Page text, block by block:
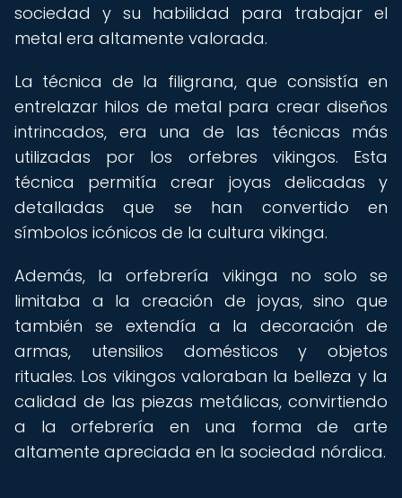
sociedad y su habilidad para trabajar el
metal era altamente valorada.
La técnica de la filigrana, que consistía en
entrelazar hilos de metal para crear diseños
intrincados, era una de las técnicas más
utilizadas por los orfebres vikingos. Esta
técnica permitía crear joyas delicadas y
detalladas que se han convertido en
símbolos icónicos de la cultura vikinga.
Además, la orfebrería vikinga no solo se
limitaba a la creación de joyas, sino que
también se extendía a la decoración de
armas, utensilios domésticos y objetos
rituales. Los vikingos valoraban la belleza y la
calidad de las piezas metálicas, convirtiendo
a la orfebrería en una forma de arte
altamente apreciada en la sociedad nórdica.